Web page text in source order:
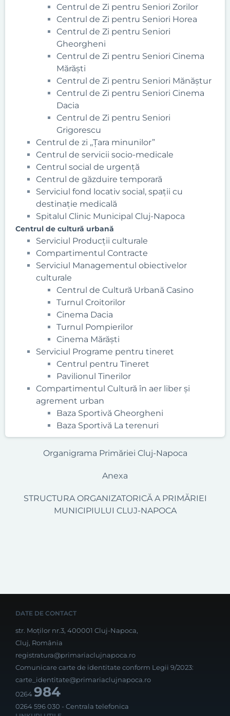
Centrul de Zi pentru Seniori Zorilor
Centrul de Zi pentru Seniori Horea
Centrul de Zi pentru Seniori
Gheorgheni
Centrul de Zi pentru Seniori Cinema
Mărăști
Centrul de Zi pentru Seniori Mănăștur
Centrul de Zi pentru Seniori Cinema
Dacia
Centrul de Zi pentru Seniori
Grigorescu
Centrul de zi ,,Țara minunilor”
Centrul de servicii socio-medicale
Centrul social de urgență
Centrul de găzduire temporară
Serviciul fond locativ social, spații cu
destinație medicală
Spitalul Clinic Municipal Cluj-Napoca
Centrul de cultură urbană
Serviciul Producții culturale
Compartimentul Contracte
Serviciul Managementul obiectivelor
culturale
Centrul de Cultură Urbană Casino
Turnul Croitorilor
Cinema Dacia
Turnul Pompierilor
Cinema Mărăști
Serviciul Programe pentru tineret
Centrul pentru Tineret
Pavilionul Tinerilor
Compartimentul Cultură în aer liber și
agrement urban
Baza Sportivă Gheorgheni
Baza Sportivă La terenuri
Organigrama Primăriei Cluj-Napoca
Anexa
STRUCTURA ORGANIZATORICĂ A PRIMĂRIEI
MUNICIPIULUI CLUJ-NAPOCA
DATE DE CONTACT
str. Moților nr.3, 400001 Cluj-Napoca,
Cluj, România
registratura@primariaclujnapoca.ro
Comunicare carte de identitate conform Legii 9/2023:
carte_identitate@primariaclujnapoca.ro
0264984
0264 596 030 - Centrala telefonica